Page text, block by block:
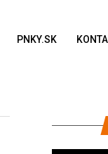
PNKY.SK